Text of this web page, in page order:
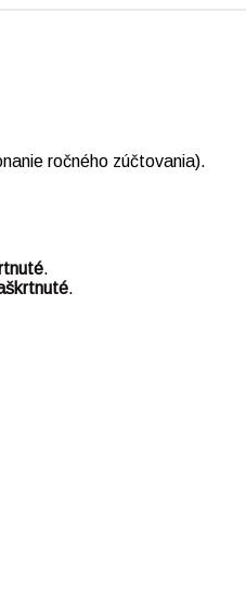
ročného zúčtovania).
.
.